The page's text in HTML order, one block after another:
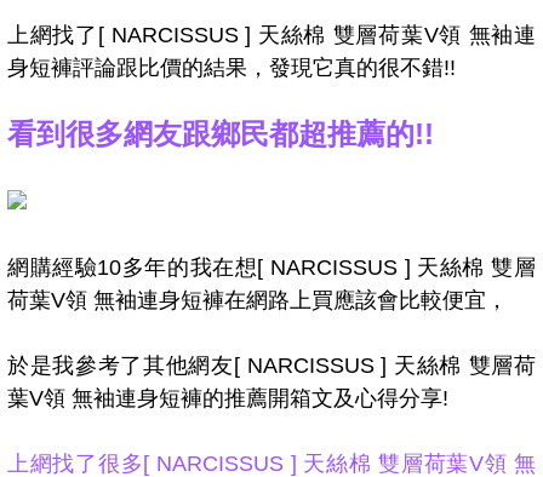
上網找了[ NARCISSUS ] 天絲棉 雙層荷葉V領 無袖連
身短褲評論跟比價的結果，發現它真的很不錯!!
看到很多網友跟鄉民都超推薦的!!
網購經驗10多年的我在想[ NARCISSUS ] 天絲棉 雙層
荷葉V領 無袖連身短褲在網路上買應該會比較便宜，
於是我參考了其他網友[ NARCISSUS ] 天絲棉 雙層荷
葉V領 無袖連身短褲的推薦開箱文及心得分享!
上網找了很多[ NARCISSUS ] 天絲棉 雙層荷葉V領 無